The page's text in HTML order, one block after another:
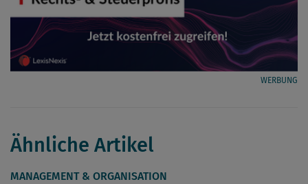
WERBUNG
Ähnliche Artikel
MANAGEMENT & ORGANISATION